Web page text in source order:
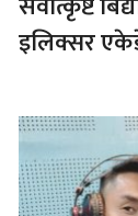
इलिक्सर